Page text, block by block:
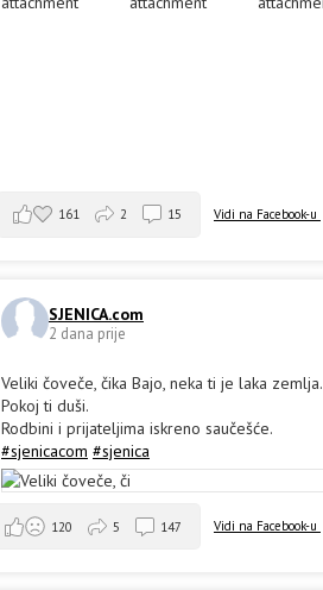
Vidi na Facebook-u
161 2 15
SJENICA.com
2 dana prije
Veliki čoveče, čika Bajo, neka ti je laka zemlja.
Pokoj ti duši.
Rodbini i prijateljima iskreno saučešće.
#sjenicacom #sjenica
Vidi na Facebook-u
120 5 147